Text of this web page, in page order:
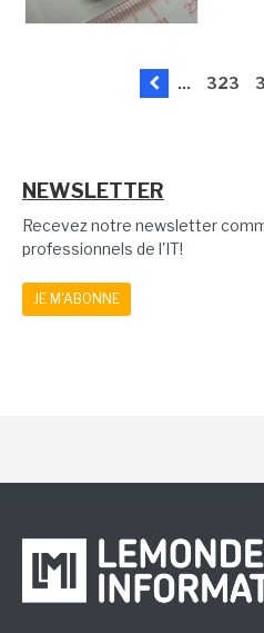
... 323
NEWSLETTER
Recevez notre newsletter
professionnels de l'IT!
JE M'ABONNE